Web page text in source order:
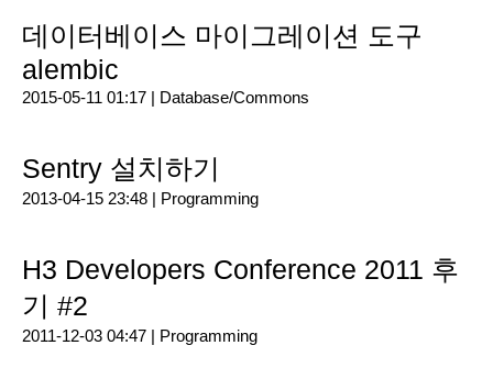
데이터베이스 마이그레이션 도구
alembic
2015-05-11 01:17 | Database/Commons
Sentry 설치하기
2013-04-15 23:48 | Programming
H3 Developers Conference 2011 후
기 #2
2011-12-03 04:47 | Programming